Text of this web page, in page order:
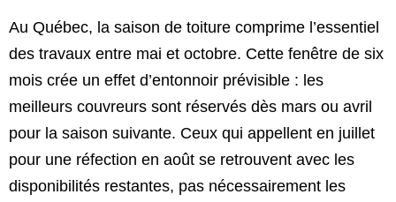
Au Québec, la saison de toiture comprime l’essentiel
des travaux entre mai et octobre. Cette fenêtre de six
mois crée un effet d’entonnoir prévisible : les
meilleurs couvreurs sont réservés dès mars ou avril
pour la saison suivante. Ceux qui appellent en juillet
pour une réfection en août se retrouvent avec les
disponibilités restantes, pas nécessairement les